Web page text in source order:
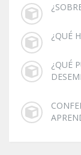
¿QUÉ
¿QUÉ